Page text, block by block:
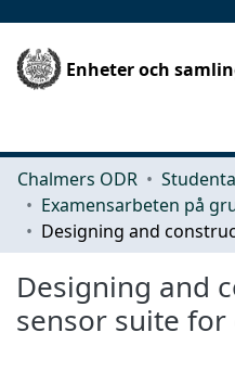
Enheter och
Chalmers ODR
Designing and
sensor suite